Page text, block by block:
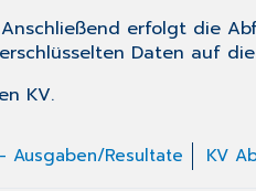
erfolgt die
Daten auf
KV.
Ausgaben/Resultate